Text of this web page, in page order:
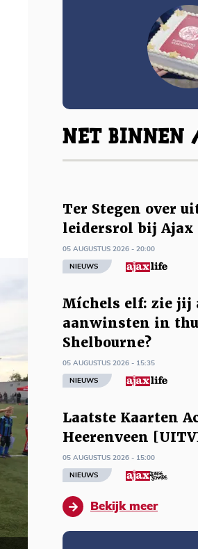
NET BINNEN
Ter Stegen over
leidersrol bij Ajax
05 AUGUSTUS 2026 - 20:00
NIEUWS
Míchels elf: zie jij
aanwinsten in
Shelbourne?
05 AUGUSTUS 2026 - 15:35
NIEUWS
Laatste Kaarten
Heerenveen
05 AUGUSTUS 2026 - 15:00
NIEUWS
Bekijk meer